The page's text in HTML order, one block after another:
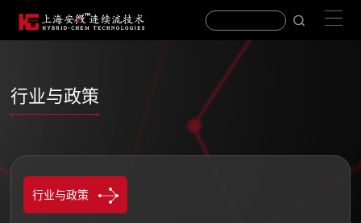
行业与政策
行业与政策